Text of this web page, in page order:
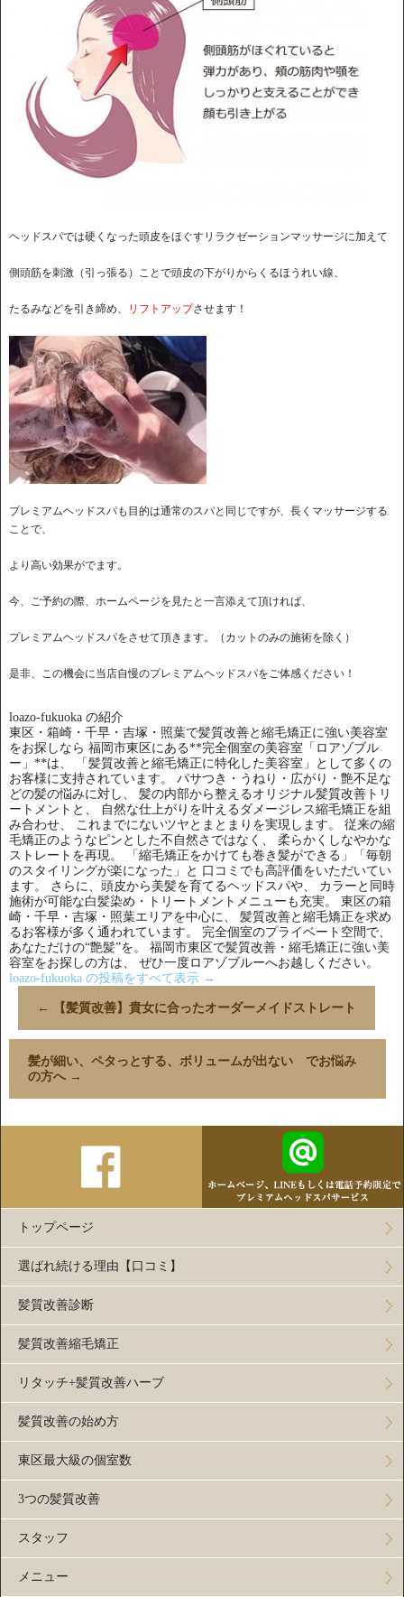
ヘッドスパでは硬くなった頭皮をほぐすリラクゼーションマッサージに加えて
側頭筋を刺激（引っ張る）ことで頭皮の下がりからくるほうれい線、
たるみなどを引き締め、 リフトアップさせます！
プレミアムヘッドスパも目的は通常のスパと同じですが、長くマッサージする
ことで、
より高い効果がでます。
今、ご予約の際、ホームページを見たと一言添えて頂ければ、
プレミアムヘッドスパをさせて頂きます。（カットのみの施術を除く）
是非、この機会に当店自慢のプレミアムヘッドスパをご体感ください！
loazo-fukuoka の紹介
東区・箱崎・千早・吉塚・照葉で髪質改善と縮毛矯正に強い美容室
をお探しなら 福岡市東区にある**完全個室の美容室「ロアゾブル
ー」**は、 「髪質改善と縮毛矯正に特化した美容室」として多くの
お客様に支持されています。 パサつき・うねり・広がり・艶不足な
どの髪の悩みに対し、 髪の内部から整えるオリジナル髪質改善トリ
ートメントと、 自然な仕上がりを叶えるダメージレス縮毛矯正を組
み合わせ、 これまでにないツヤとまとまりを実現します。 従来の縮
毛矯正のようなピンとした不自然さではなく、 柔らかくしなやかな
ストレートを再現。 「縮毛矯正をかけても巻き髪ができる」「毎朝
のスタイリングが楽になった」と 口コミでも高評価をいただいてい
ます。 さらに、頭皮から美髪を育てるヘッドスパや、 カラーと同時
施術が可能な白髪染め・トリートメントメニューも充実。 東区の箱
崎・千早・吉塚・照葉エリアを中心に、 髪質改善と縮毛矯正を求め
るお客様が多く通われています。 完全個室のプライベート空間で、
あなただけの“艶髪”を。 福岡市東区で髪質改善・縮毛矯正に強い美
容室をお探しの方は、 ぜひ一度ロアゾブルーへお越しください。
loazo-fukuoka の投稿をすべて表示 →
← 【髪質改善】貴女に合ったオーダーメイドストレート
髪が細い、ペタっとする、ボリュームが出ない でお悩み
の方へ →
トップページ
選ばれ続ける理由【口コミ】
髪質改善診断
髪質改善縮毛矯正
リタッチ+髪質改善ハーブ
髪質改善の始め方
東区最大級の個室数
3つの髪質改善
スタッフ
メニュー